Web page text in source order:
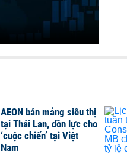
AEON bán mảng siêu thị
tại Thái Lan, dồn lực cho
‘cuộc chiến’ tại Việt
Nam